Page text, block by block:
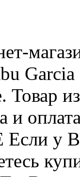
Товар
и
Если у